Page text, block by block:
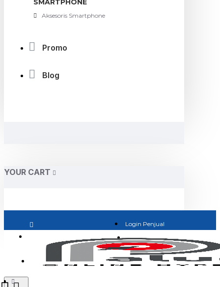
SMARTPHONE
Aksesoris Smartphone
Promo
Blog
YOUR CART
Login Penjual
Jadi Penjual